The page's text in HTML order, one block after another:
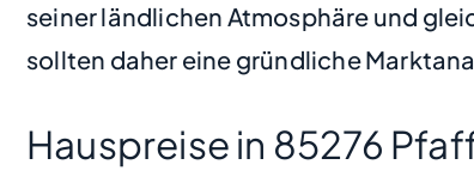
seiner ländlichen Atmosphäre und
sollten daher eine gründliche
Hauspreise in 85276